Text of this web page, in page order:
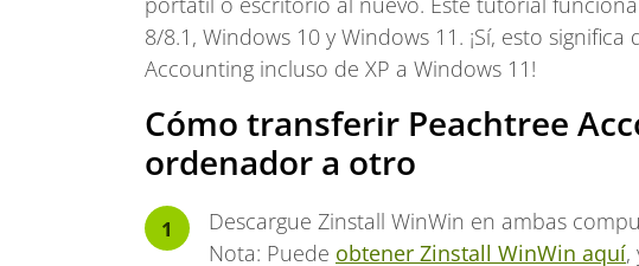
8/8.1, Windows 10 y Windows 11. ¡Sí, esto
Accounting incluso de XP a Windows 11!
Cómo transferir Peachtree
ordenador a otro
Descargue Zinstall WinWin en ambas
Nota: Puede obtener Zinstall WinWin aquí,